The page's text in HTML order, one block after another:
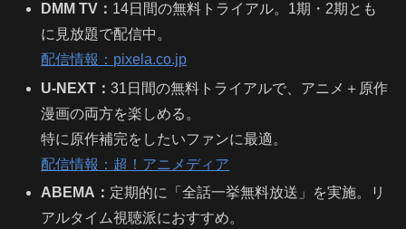
DMM TV： 14日間の無料トライアル。1期・2期とも
に見放題で配信中。
配信情報：pixela.co.jp
U-NEXT：31日間の無料トライアルで、アニメ＋原作
漫画の両方を楽しめる。
特に原作補完をしたいファンに最適。
配信情報：超！アニメディア
ABEMA： 定期的に「全話一挙無料放送」を実施。リ
アルタイム視聴派におすすめ。